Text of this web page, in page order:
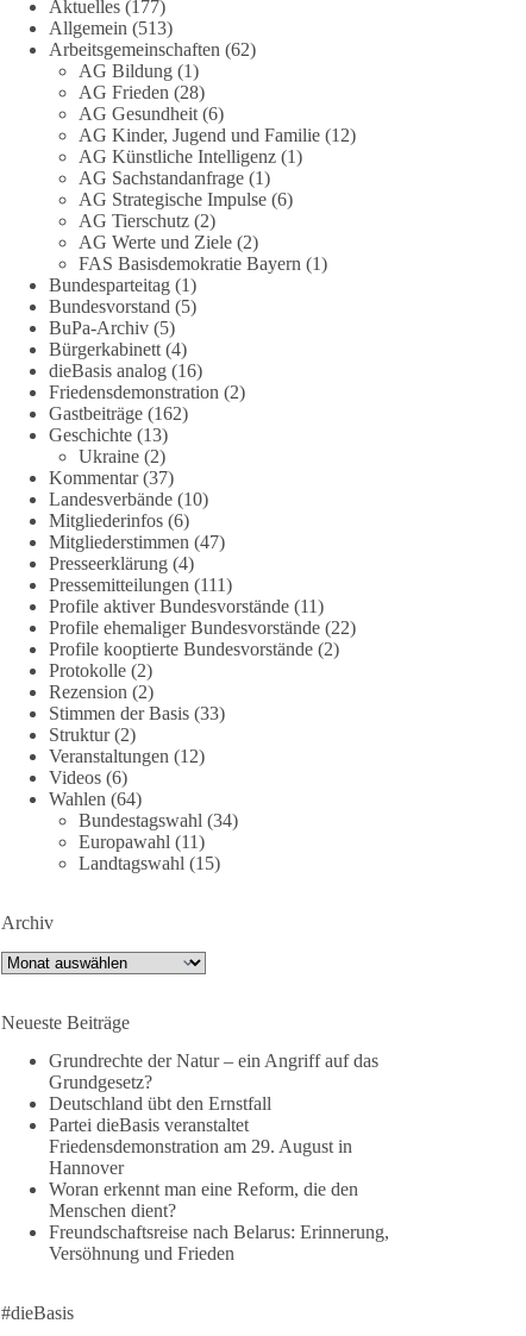
#dieBasis #Meme #Plandemie #Corona
28 53 Auf Facebook ansehen
DieBasis
22 Stunden zuvor
Stimmen der dieBasis – heute mit dem
„Demokratie-Bestatter“
Die Energiewende ist bisher kein Erfolg, sondern
ein teures, ineffizientes Unterfangen. Dies belegt
eine Auswertung der NZZ, wonach die
Energiewende den Strom nicht billiger, sondern
teurer gemacht hat.
Quelle:https://www.nzz.ch/der-andere-
blick/fehlschlag-energiewende-warum-
deutschland-trotz-rekordausbau-von-wind-und-
sonnenkraft-weniger-strom-erzeugt-ld.10006607
🟩🟩🟦🟦🟥🟥🟧🟧
„Wir brauchen dringend wettbewerbsfähige
Energiepreise und eine ideologiefreie
Diskussion“, meint der Demokratie-Bestatter.
Wie siehst du das?
🤝 Jetzt Politik für die Menschen mitgestalten:
https://diebasis.de/mitgliedschaft/
#wettbewerb
DieBasis
1 Tag zuvor
⚡️ NATO-Gipfel in Ankara: Kriegskonferenz statt
Friedensgipfel!?
Anfang Juli 2026 trafen sich 32 Bündnisstaaten
sowie deren Staats- und Regierungschefs zum
NATO-Gipfel in der Türkei. Von der NATO wird
Sicherheit.
Aktuelles(177)
Allgemein (513)
Arbeitsgemeinschaften (62)
AG Bildung(1)
AG Frieden (28)
AG Gesundheit(6)
AG Kinder, Jugend und Familie(12)
AG Künstliche Intelligenz(1)
AG Sachstandanfrage(1)
AG Strategische Impulse(6)
AG Tierschutz(2)
AG Werte und Ziele(2)
FAS Basisdemokratie Bayern (1)
Bundesparteitag(1)
Bundesvorstand (5)
BuPa-Archiv(5)
Bürgerkabinett(4)
dieBasis analog(16)
Friedensdemonstration (2)
Gastbeiträge(162)
Geschichte(13)
Ukraine(2)
Kommentar(37)
Landesverbände(10)
Mitgliederinfos(6)
Mitgliederstimmen (47)
Presseerklärung(4)
Pressemitteilungen (111)
Profile aktiver Bundesvorstände(11)
Profile ehemaliger Bundesvorstände(22)
Profile kooptierte Bundesvorstände(2)
Protokolle(2)
Rezension (2)
Stimmen der Basis(33)
Struktur(2)
Veranstaltungen (12)
Videos(6)
Wahlen (64)
Bundestagswahl (34)
Europawahl (11)
Landtagswahl (15)
Archiv
Archiv
Neueste Beiträge
Grundrechte der Natur – ein Angriff auf das
Grundgesetz?
Deutschland übt den Ernstfall
Partei dieBasis veranstaltet
Friedensdemonstration am 29. August in
Hannover
Woran erkennt man eine Reform, die den
Menschen dient?
Freundschaftsreise nach Belarus: Erinnerung,
Versöhnung und Frieden
#dieBasis